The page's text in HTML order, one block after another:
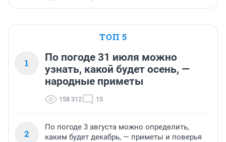
ТОП 5
1
По погоде 31 июля можно
узнать, какой будет осень, —
народные приметы
158 312 15
2
По погоде 3 августа можно определить,
каким будет декабрь, — приметы и поверья